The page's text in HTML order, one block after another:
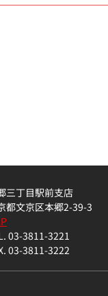
三丁目駅前支店
都文京区本郷2-39-3
03-3811-3221
03-3811-3222